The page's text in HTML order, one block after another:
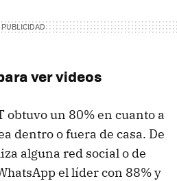
ver videos
obtuvo un 80% en cuanto a
dentro o fuera de casa. De
alguna red social o de
el líder con 88% y